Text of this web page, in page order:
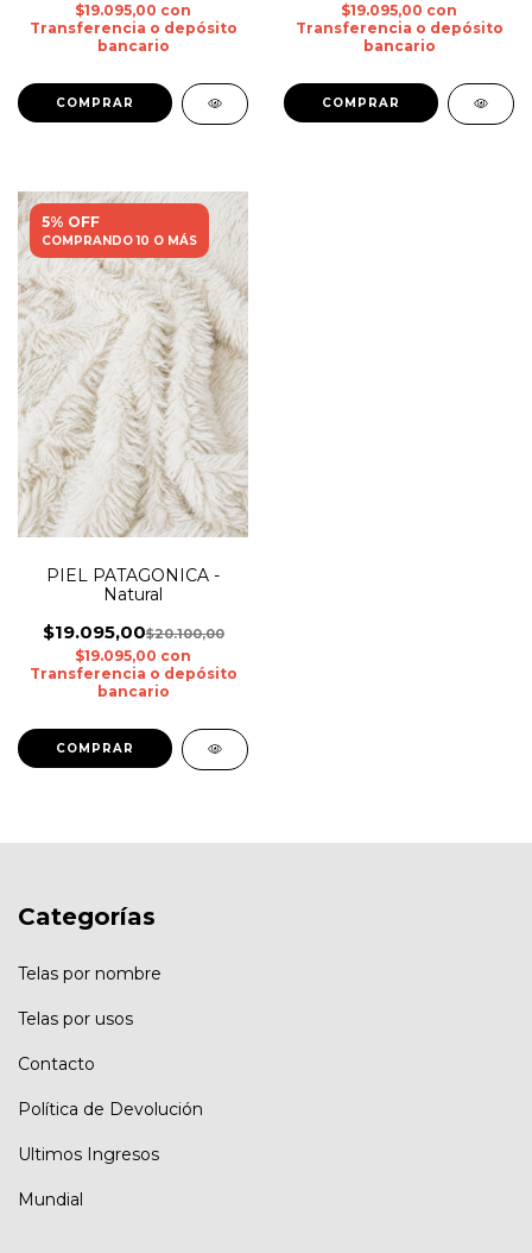
$19.095,00 con
Transferencia o depósito
bancario
$19.095,00 con
Transferencia o depósito
bancario
5% OFF
COMPRANDO 10 O MÁS
PIEL PATAGONICA -
Natural
$19.095,00$20.100,00
$19.095,00 con
Transferencia o depósito
bancario
Categorías
Telas por nombre
Telas por usos
Contacto
Política de Devolución
Ultimos Ingresos
Mundial